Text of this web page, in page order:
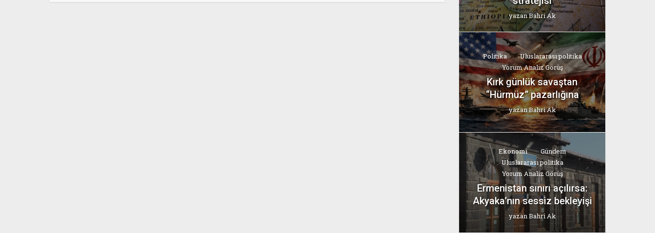
yazanBahri Ak
Politika
Uluslararası politika
Yorum Analiz Görüş
Kırk günlük savaştan
“Hürmüz” pazarlığına
yazanBahri Ak
Ekonomi
Gündem
Uluslararası politika
Yorum Analiz Görüş
Ermenistan sınırı açılırsa:
Akyaka’nın sessiz bekleyişi
yazanBahri Ak